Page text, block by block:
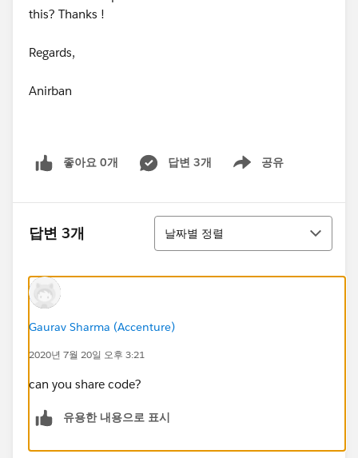
this? Thanks !
Regards,
Anirban
좋아요 0개 답변 3개 공유
Show menu
답변 3개
정렬
날짜별 정렬
Gaurav Sharma (Accenture)
2020년 7월 20일 오후 3:21
can you share code?
유용한 내용으로 표시